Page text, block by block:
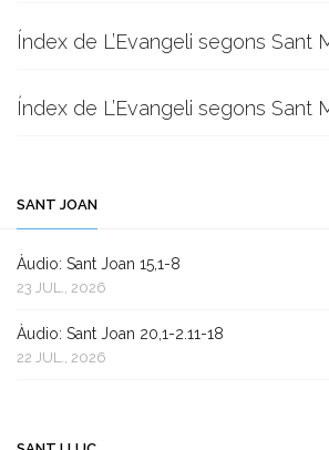
Índex de L’Evangeli segons Sant
Índex de L’Evangeli segons Sant
SANT JOAN
Àudio: Sant Joan 15,1-8
23 JUL., 2026
Àudio: Sant Joan 20,1-2.11-18
22 JUL., 2026